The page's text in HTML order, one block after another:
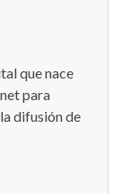
que nace
para
difusión de